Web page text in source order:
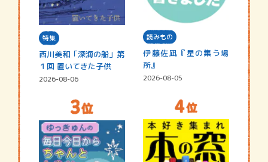
特集
西川美和「深海の船」第
１回 置いてきた子供
2026-08-06
読みもの
伊藤佐凪『星の集う場
所』
2026-08-05